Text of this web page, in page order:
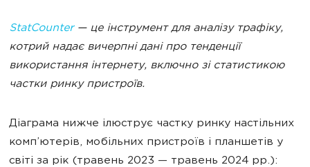
StatCounter— це інструмент для аналізу трафіку,
котрий надає вичерпні дані про тенденції
використання інтернету, включно зі статистикою
частки ринку пристроїв.
Діаграма нижче ілюструє частку ринку настільних
комп’ютерів, мобільних пристроїв і планшетів у
світі за рік (травень 2023 — травень 2024 рр.):